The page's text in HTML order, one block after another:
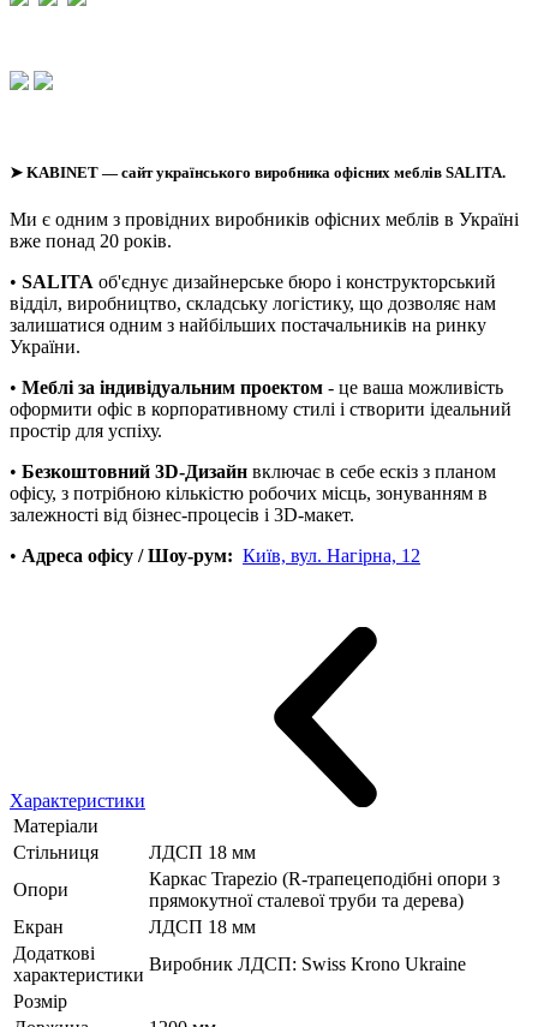
➤ KABINET — сайт українського виробника офісних меблів SALITA.
Ми є одним з провідних виробників офісних меблів в Україні
вже понад 20 років.
• SALITA об'єднує дизайнерське бюро і конструкторський
відділ, виробництво, складську логістику, що дозволяє нам
залишатися одним з найбільших постачальників на ринку
України.
• Меблі за індивідуальним проектом - це ваша можливість
оформити офіс в корпоративному стилі і створити ідеальний
простір для успіху.
• Безкоштовний 3D-Дизайн включає в себе ескіз з планом
офісу, з потрібною кількістю робочих місць, зонуванням в
залежності від бізнес-процесів і 3D-макет.
• Адреса офісу / Шоу-рум: Київ, вул. Нагірна, 12
Характеристики
Матеріали
Стільниця
ЛДСП 18 мм
Опори
Каркас Trapezio (R-трапецеподібні опори з
прямокутної сталевої труби та дерева)
Екран
ЛДСП 18 мм
Додаткові
характеристики
Виробник ЛДСП: Swiss Krono Ukraine
Розмір